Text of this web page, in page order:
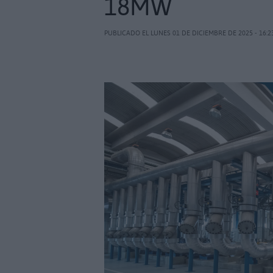
18MW
PUBLICADO EL LUNES 01 DE DICIEMBRE DE 2025 -